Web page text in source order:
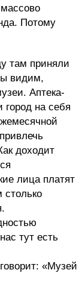
Потому
там приняли
видим,
Аптека-
на себя
доходит
лица платят
тут есть
«Музей